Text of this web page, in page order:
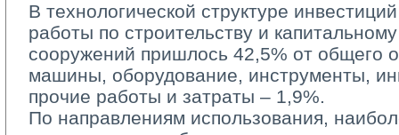
В технологической структуре
работы по строительству и
сооружений пришлось 42,5% от общего
машины, оборудование, инструменты,
прочие работы и затраты – 1,9%.
По направлениям использования,